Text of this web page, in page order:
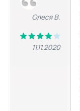
Олеся В.
11.11.2020